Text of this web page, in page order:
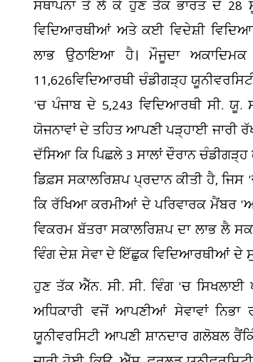
ਸਥਾਪਨਾ ਤੋਂ ਲੈ ਕੇ ਹੁਣ ਤੱਕ ਭਾਰਤ ਦੇ
ਵਿਦਿਆਰਥੀਆਂ ਅਤੇ ਕਈ ਵਿਦੇਸ਼ੀ
ਲਾਭ ਉਠਾਇਆ ਹੈ। ਮੌਜੂਦਾ
11,626ਵਿਦਿਆਰਥੀ ਚੰਡੀਗੜ੍ਹ
'ਚ ਪੰਜਾਬ ਦੇ 5,243 ਵਿਦਿਆਰਥੀ ਸੀ.
ਯੋਜਨਾਵਾਂ ਦੇ ਤਹਿਤ ਆਪਣੀ ਪੜ੍ਹਾਈ ਜਾਰੀ
ਦੱਸਿਆ ਕਿ ਪਿਛਲੇ 3 ਸਾਲਾਂ ਦੌਰਾਨ
ਡਿਫ਼ਸ ਸਕਾਲਰਿਸ਼ਪ ਪ੍ਰਦਾਨ ਕੀਤੀ ਹੈ,
ਕਿ ਰੱਖਿਆ ਕਰਮੀਆਂ ਦੇ ਪਰਿਵਾਰਕ ਮੈਂਬਰ
ਵਿਕਰਮ ਬੱਤਰਾ ਸਕਾਲਰਿਸ਼ਪ ਦਾ ਲਾਭ ਲੈ
ਵਿੰਗ ਦੇਸ਼ ਸੇਵਾ ਦੇ ਇੱਛੁਕ ਵਿਦਿਆਰਥੀਆਂ ਦੇ
ਹੁਣ ਤੱਕ ਐੱਨ. ਸੀ. ਸੀ. ਵਿੰਗ 'ਚ ਸਿਖਲਾਈ
ਅਧਿਕਾਰੀ ਵਜੋਂ ਆਪਣੀਆਂ ਸੇਵਾਵਾਂ ਨਿਭਾ
ਯੂਨੀਵਰਸਿਟੀ ਆਪਣੀ ਸ਼ਾਨਦਾਰ ਗਲੋਬਲ